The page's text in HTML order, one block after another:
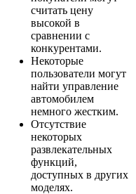
считать цену
высокой в
сравнении с
конкурентами.
Некоторые
пользователи могут
найти управление
автомобилем
немного жестким.
Отсутствие
некоторых
развлекательных
функций,
доступных в других
моделях.